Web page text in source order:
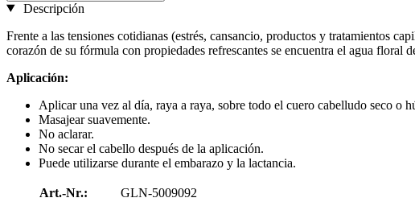
Descripción
Frente a las tensiones cotidianas (estrés, cansancio, productos y tratamientos
corazón de su fórmula con propiedades refrescantes se encuentra el agua
Aplicación:
Aplicar una vez al día, raya a raya, sobre todo el cuero cabelludo seco o
Masajear suavemente.
No aclarar.
No secar el cabello después de la aplicación.
Puede utilizarse durante el embarazo y la lactancia.
Art.-Nr.:
GLN-5009092